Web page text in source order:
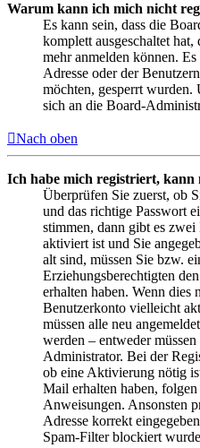
Warum kann ich mich nicht
Es kann sein, dass die
komplett ausgeschaltet
mehr anmelden können.
Adresse oder der
möchten, gesperrt
sich an die Board-
Nach oben
Ich habe mich registriert, kann
Überprüfen Sie zuerst, ob
und das richtige Passwort
stimmen, dann gibt es
aktiviert ist und Sie
alt sind, müssen Sie bzw.
Erziehungsberechtigten
erhalten haben. Wenn dies
Benutzerkonto vielleicht
müssen alle neu
werden – entweder
Administrator. Bei der
ob eine Aktivierung nötig
Mail erhalten haben,
Anweisungen. Ansonsten
Adresse korrekt
Spam-Filter blockiert